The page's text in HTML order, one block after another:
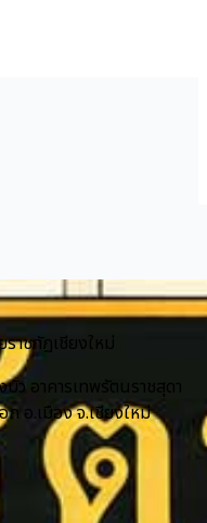
าชภัฏเชียงใหม่
ว อาคารเทพรัตนราชสุดา
อ.เมือง จ.เชียงใหม่